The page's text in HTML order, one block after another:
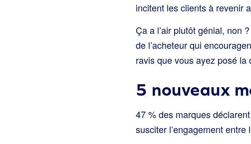
incitent les clients à revenir
Ça a l’air plutôt génial, non
de l’acheteur qui
ravis que vous ayez posé la
5 nouveaux
47 % des marques
susciter l’engagement